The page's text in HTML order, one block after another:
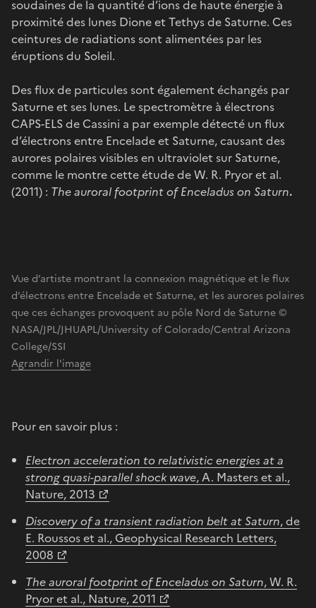
soudaines de la quantité d’ions de haute énergie à
proximité des lunes Dione et Tethys de Saturne. Ces
ceintures de radiations sont alimentées par les
éruptions du Soleil.
Des flux de particules sont également échangés par
Saturne et ses lunes. Le spectromètre à électrons
CAPS-ELS de Cassini a par exemple détecté un flux
d’électrons entre Encelade et Saturne, causant des
aurores polaires visibles en ultraviolet sur Saturne,
comme le montre cette étude de W. R. Pryor et al.
(2011) : The auroral footprint of Enceladus on Saturn.
Vue d’artiste montrant la connexion magnétique et le flux
d’électrons entre Encelade et Saturne, et les aurores polaires
que ces échanges provoquent au pôle Nord de Saturne ©
NASA/JPL/JHUAPL/University of Colorado/Central Arizona
College/SSI
Agrandir l'image
Pour en savoir plus :
Electron acceleration to relativistic energies at a
strong quasi-parallel shock wave, A. Masters et al.,
Nature, 2013
Discovery of a transient radiation belt at Saturn, de
E. Roussos et al., Geophysical Research Letters,
2008
The auroral footprint of Enceladus on Saturn, W. R.
Pryor et al., Nature, 2011